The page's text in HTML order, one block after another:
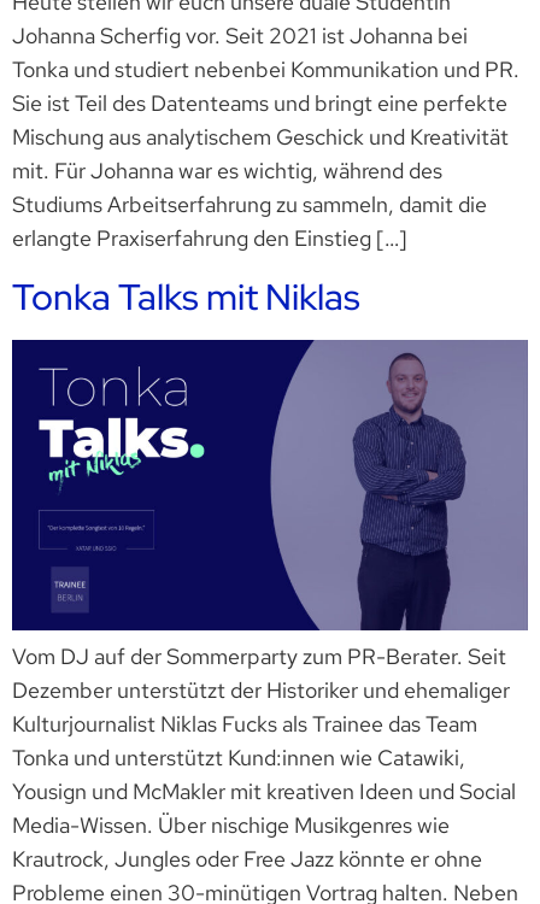
Johanna Scherfig vor. Seit 2021 ist Johanna bei
Tonka und studiert nebenbei Kommunikation und PR.
Sie ist Teil des Datenteams und bringt eine perfekte
Mischung aus analytischem Geschick und Kreativität
mit. Für Johanna war es wichtig, während des
Studiums Arbeitserfahrung zu sammeln, damit die
erlangte Praxiserfahrung den Einstieg […]
Tonka Talks mit Niklas
Vom DJ auf der Sommerparty zum PR-Berater. Seit
Dezember unterstützt der Historiker und ehemaliger
Kulturjournalist Niklas Fucks als Trainee das Team
Tonka und unterstützt Kund:innen wie Catawiki,
Yousign und McMakler mit kreativen Ideen und Social
Media-Wissen. Über nischige Musikgenres wie
Krautrock, Jungles oder Free Jazz könnte er ohne
Probleme einen 30-minütigen Vortrag halten. Neben